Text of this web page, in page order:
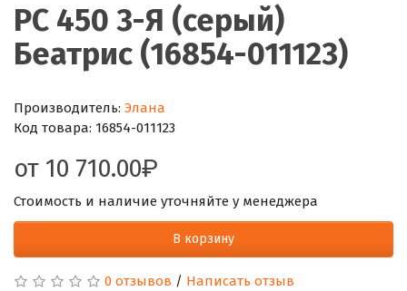
РС 450 3-Я (серый)
Беатрис (16854-011123)
Производитель: Элана
Код товара: 16854-011123
от 10 710.00
Стоимость и наличие уточняйте у менеджера
В корзину
0 отзывов / Написать отзыв